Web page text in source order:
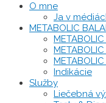
O mne
Ja v
METABOLIC
Indikácie
Služby
Liečebná